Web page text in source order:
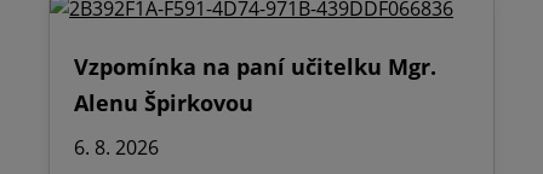
Vzpomínka na paní učitelku Mgr.
Alenu Špirkovou
6. 8. 2026